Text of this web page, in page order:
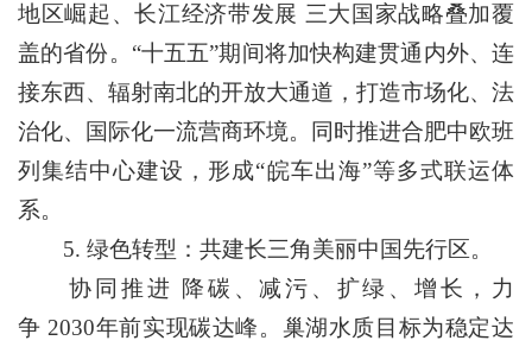
地区崛起、长江经济带发展 三大国家战略叠加覆
盖的省份。“十五五”期间将加快构建贯通内外、连
接东西、辐射南北的开放大通道，打造市场化、法
治化、国际化一流营商环境。同时推进合肥中欧班
列集结中心建设，形成“皖车出海”等多式联运体
系。
5. 绿色转型：共建长三角美丽中国先行区。
协同推进 降碳、减污、扩绿、增长，力
争 2030年前实现碳达峰。巢湖水质目标为稳定达